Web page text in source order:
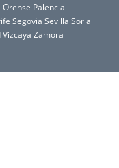
Orense Palencia
Segovia Sevilla Soria
Vizcaya Zamora